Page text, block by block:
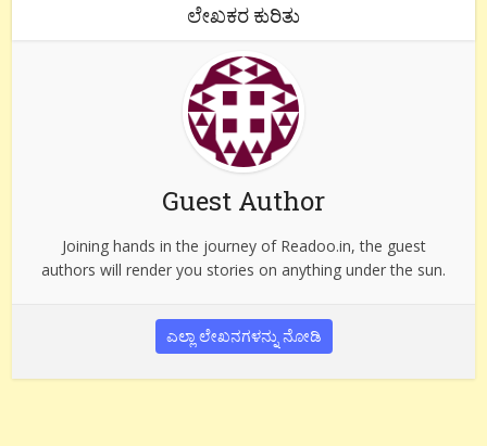
ಲೇಖಕರ ಕುರಿತು
Guest Author
Joining hands in the journey of Readoo.in, the guest
authors will render you stories on anything under the sun.
ಎಲ್ಲಾ ಲೇಖನಗಳನ್ನು ನೋಡಿ